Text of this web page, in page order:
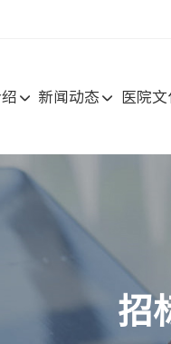
新闻动态 医院文
招